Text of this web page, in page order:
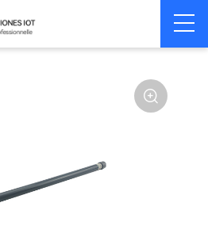
Antenna
